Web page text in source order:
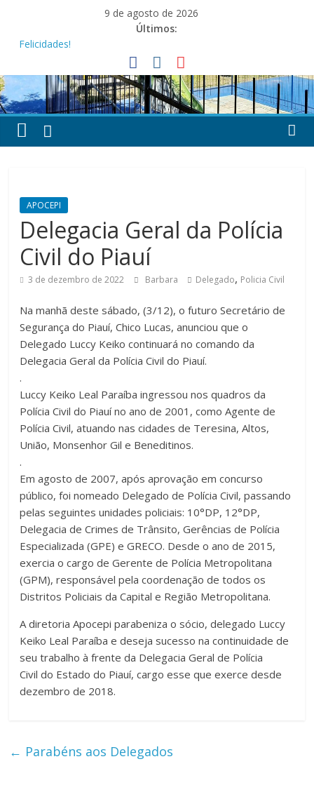
9 de agosto de 2026
Últimos:
Felicidades!
Festa dos Pais e das Mães da APOCEPI
APOCEPI conquista a primeira vitória no Campeonato 50tão!
Parabéns!
APOCEPI
Delegacia Geral da Polícia
Civil do Piauí
3 de dezembro de 2022 Barbara Delegado, Policia Civil
Na manhã deste sábado, (3/12), o futuro Secretário de
Segurança do Piauí, Chico Lucas, anunciou que o
Delegado Luccy Keiko continuará no comando da
Delegacia Geral da Polícia Civil do Piauí.
.
Luccy Keiko Leal Paraíba ingressou nos quadros da
Polícia Civil do Piauí no ano de 2001, como Agente de
Polícia Civil, atuando nas cidades de Teresina, Altos,
União, Monsenhor Gil e Beneditinos.
.
Em agosto de 2007, após aprovação em concurso
público, foi nomeado Delegado de Polícia Civil, passando
pelas seguintes unidades policiais: 10°DP, 12°DP,
Delegacia de Crimes de Trânsito, Gerências de Polícia
Especializada (GPE) e GRECO. Desde o ano de 2015,
exercia o cargo de Gerente de Polícia Metropolitana
(GPM), responsável pela coordenação de todos os
Distritos Policiais da Capital e Região Metropolitana.
A diretoria Apocepi parabeniza o sócio, delegado Luccy
Keiko Leal Paraíba e deseja sucesso na continuidade de
seu trabalho à frente da Delegacia Geral de Polícia
Civil do Estado do Piauí, cargo esse que exerce desde
dezembro de 2018.
← Parabéns aos Delegados